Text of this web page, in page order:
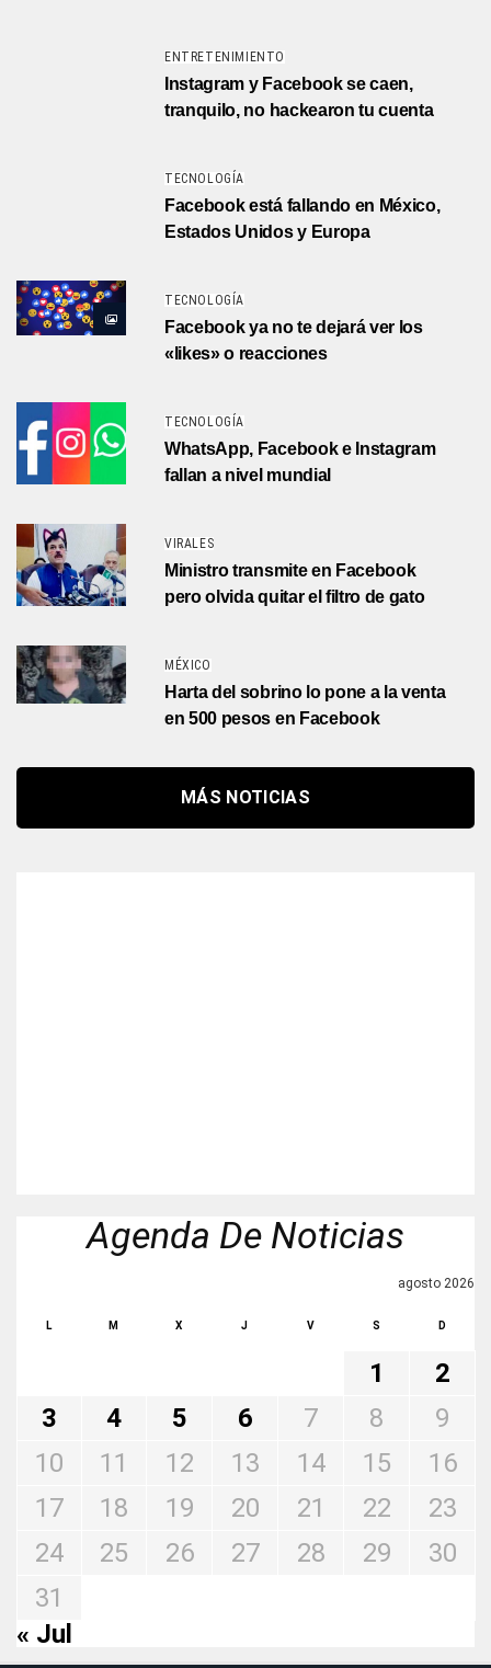
ENTRETENIMIENTO
Instagram y Facebook se caen,
tranquilo, no hackearon tu cuenta
TECNOLOGÍA
Facebook está fallando en México,
Estados Unidos y Europa
TECNOLOGÍA
Facebook ya no te dejará ver los
«likes» o reacciones
TECNOLOGÍA
WhatsApp, Facebook e Instagram
fallan a nivel mundial
VIRALES
Ministro transmite en Facebook
pero olvida quitar el filtro de gato
MÉXICO
Harta del sobrino lo pone a la venta
en 500 pesos en Facebook
MÁS NOTICIAS
Agenda De Noticias
agosto 2026
L M X J V S D
1
2
3
4 5 6 7 8
9
10
11 12 13 14 15
16
17
18 19 20 21 22
23
24
25 26 27 28 29
30
31
« Jul